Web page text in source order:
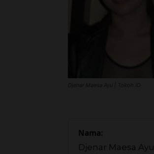
Nama:
Djenar Maesa Ayu